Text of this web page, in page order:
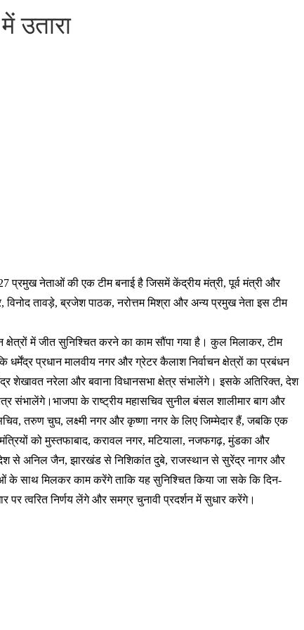
उतारा
प्रमुख नेताओं की एक टीम बनाई है जिसमें केंद्रीय मंत्री, पूर्व मंत्री और
विनोद तावड़े, ब्रजेश पाठक, नरोत्तम मिश्रा और अन्य प्रमुख नेता इस टीम
क्षेत्रों में जीत सुनिश्चित करने का काम सौंपा गया है। कुल मिलाकर, टीम
धर्मेंद्र प्रधान मालवीय नगर और ग्रेटर कैलाश निर्वाचन क्षेत्रों का प्रबंधन
शेखावत नरेला और बवाना विधानसभा क्षेत्र संभालेंगे। इसके अतिरिक्त, देश
संभालेंगे।भाजपा के राष्ट्रीय महासचिव सुनील बंसल शालीमार बाग और
तरुण चुघ, लक्ष्मी नगर और कृष्णा नगर के लिए जिम्मेदार हैं, जबकि एक
मंत्रियों को मुस्तफाबाद, करावल नगर, मटियाला, नजफगढ़, मुंडका और
प्रदेश से अनिल जैन, झारखंड से निशिकांत दुबे, राजस्थान से सुरेंद्र नागर और
के साथ मिलकर काम करेंगे ताकि यह सुनिश्चित किया जा सके कि दिन-
पर त्वरित निर्णय लेंगे और समग्र चुनावी प्रदर्शन में सुधार करेंगे।